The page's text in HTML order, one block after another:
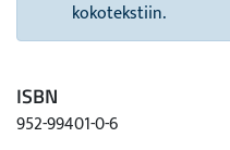
kokotekstiin.
ISBN
952-99401-0-6